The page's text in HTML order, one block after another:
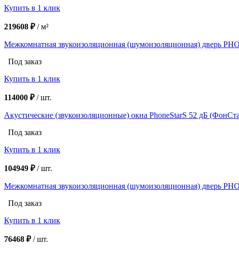
Купить в 1 клик
219608 ₽/м²
Межкомнатная звукоизоляционная (шумоизоляционная) дверь
Под заказ
Купить в 1 клик
114000 ₽/шт.
Акустические (звукоизоляционные) окна PhoneStarS 52 дБ
Под заказ
Купить в 1 клик
104949 ₽/шт.
Межкомнатная звукоизоляционная (шумоизоляционная) дверь
Под заказ
Купить в 1 клик
76468 ₽/шт.